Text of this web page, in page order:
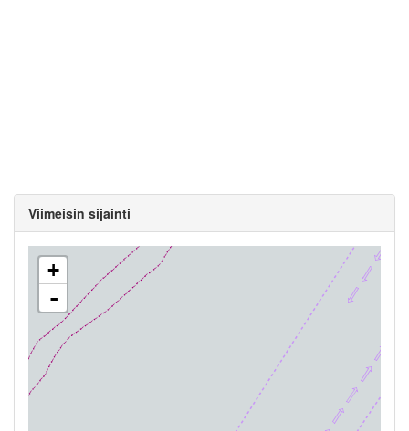
Viimeisin sijainti
+
-